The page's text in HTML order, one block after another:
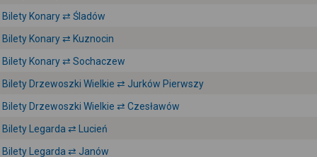
Bilety Konary ⇄ Śladów
Bilety Konary ⇄ Kuznocin
Bilety Konary ⇄ Sochaczew
Bilety Drzewoszki Wielkie ⇄ Jurków Pierwszy
Bilety Drzewoszki Wielkie ⇄ Czesławów
Bilety Legarda ⇄ Lucień
Bilety Legarda ⇄ Janów